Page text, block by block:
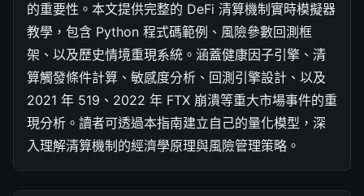
的重要性。本文提供完整的 DeFi 清算機制實時模擬器
教學，包含 Python 程式碼範例、風險參數回測框
架、以及歷史情境重現系統。涵蓋健康因子引擎、清
算觸發條件計算、敏感度分析、回測引擎設計、以及
2021 年 519、2022 年 FTX 崩潰等重大市場事件的重
現分析。讀者可透過本指南建立自己的量化模型，深
入理解清算機制的經濟學原理與風險管理策略。